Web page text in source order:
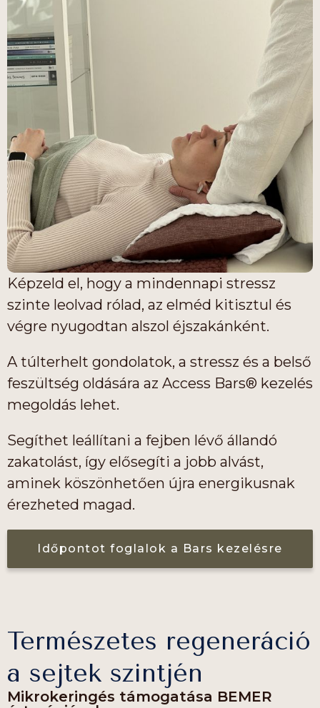
Képzeld el, hogy a mindennapi stressz
szinte leolvad rólad, az elméd kitisztul és
végre nyugodtan alszol éjszakánként.
A túlterhelt gondolatok, a stressz és a belső
feszültség oldására az Access Bars® kezelés
megoldás lehet.
Segíthet leállítani a fejben lévő állandó
zakatolást, így elősegíti a jobb alvást,
aminek köszönhetően újra energikusnak
érezheted magad.
Időpontot foglalok a Bars kezelésre
Természetes regeneráció
a sejtek szintjén
Mikrokeringés támogatása BEMER